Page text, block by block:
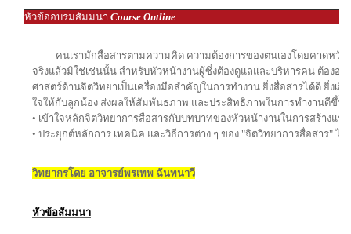
หัวข้ออบรมสัมมนา Course Outline
คนเรามักสื่อสารตามความคิด ความต้องการของตนเองโดยคาดหวังใ
จริงแล้วมิใช่เช่นนั้น สำหรับหัวหน้างานผู้ซึ่งต้องดูแลและบริหารคน ต้องอ
ศาสตร์ด้านจิตวิทยาเป็นเครื่องมือสำคัญในการทำงาน ยิ่งสื่อสารได้ดี ยิ่งเกิ
ใจให้กับลูกน้อง ส่งผลให้สัมพันธภาพ และประสิทธิภาพในการทำงานดีขึ้น
• เข้าใจหลักจิตวิทยาการสื่อสารกับบทบาทของหัวหน้างานในการสร้างแร
• ประยุกต์หลักการ เทคนิค และวิธีการต่าง ๆ ของ "จิตวิทยาการสื่อสาร" ไป
วิทยากรโดย อาจารย์พรเทพ ฉันทนาวี
หัวข้อสัมมนา